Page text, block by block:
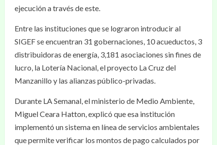
ejecución a través de este.
Entre las instituciones que se lograron introducir al
SIGEF se encuentran 31 gobernaciones, 10 acueductos, 3
distribuidoras de energía, 3,181 asociaciones sin fines de
lucro, la Lotería Nacional, el proyecto La Cruz del
Manzanillo y las alianzas público-privadas.
Durante LA Semanal, el ministerio de Medio Ambiente,
Miguel Ceara Hatton, explicó que esa institución
implementó un sistema en línea de servicios ambientales
que permite verificar los montos de pago calculados por